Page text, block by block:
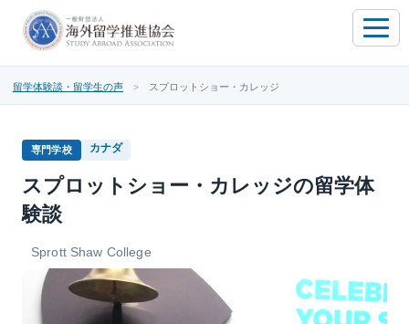
toggle
留学体験談・留学生の声 > スプロットショー・カレッジ
専門学校 カナダ
スプロットショー・カレッジの留学体
験談
Sprott Shaw College